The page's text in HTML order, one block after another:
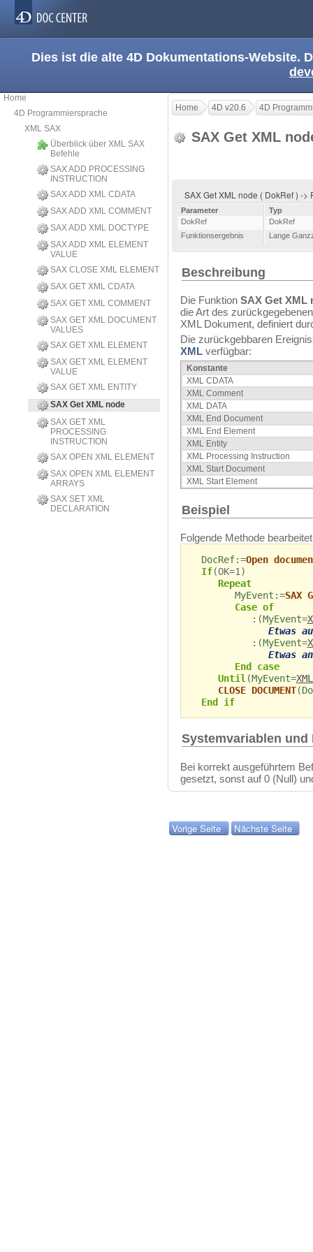
Dies ist die alte 4D Dokumentations-Website.
Home
4D Programmiersprache
XML SAX
Überblick über XML SAX
Befehle
SAX ADD PROCESSING
INSTRUCTION
SAX ADD XML CDATA
SAX ADD XML COMMENT
SAX ADD XML DOCTYPE
SAX ADD XML ELEMENT
VALUE
SAX CLOSE XML ELEMENT
SAX GET XML CDATA
SAX GET XML COMMENT
SAX GET XML DOCUMENT
VALUES
SAX GET XML ELEMENT
SAX GET XML ELEMENT
VALUE
SAX GET XML ENTITY
SAX Get XML node
SAX GET XML
PROCESSING
INSTRUCTION
SAX OPEN XML ELEMENT
SAX OPEN XML ELEMENT
ARRAYS
SAX SET XML
DECLARATION
Home 4D v20.6 4D
SAX Get XML
SAX Get XML node ( DokRef ) -
Parameter
Typ
DokRef
DokRef
Funktionsergebnis
Lange
Beschreibung
Die Funktion SAX Get XML
die Art des
XML Dokument, definiert
Die zurückgebbaren
XML verfügbar:
Konstante
XML CDATA
XML Comment
XML DATA
XML End Document
XML End Element
XML Entity
XML Processing Instruction
XML Start Document
XML Start Element
Beispiel
Folgende Methode
DocRef:=Open
If(OK=1)
Repeat
MyEvent :=SAX
Case of
:(MyEvent=
Etwas
:(MyEvent=
Etwas
End case
Until (MyEvent=
CLOSE DOCUMENT(
End if
Systemvariablen und
Bei korrekt ausgeführtem
gesetzt, sonst auf 0 (Null)
Vorige Seite Nächste Seite